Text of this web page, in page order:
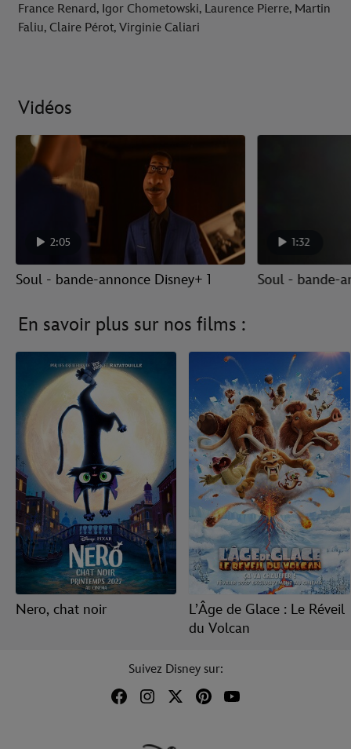
France Renard, Igor Chometowski, Laurence Pierre, Martin
Faliu, Claire Pérot, Virginie Caliari
Vidéos
2:05
Soul - bande-annonce Disney+ 1
1:32
Soul - bande-
En savoir plus sur nos films :
Nero, chat noir
L’Âge de Glace : Le Réveil
du Volcan
Suivez Disney sur: